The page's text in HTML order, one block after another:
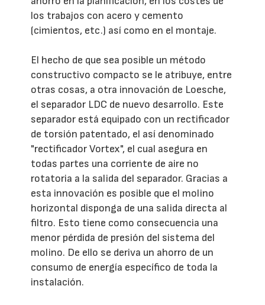
los trabajos con acero y cemento
(cimientos, etc.) así como en el montaje.
El hecho de que sea posible un método
constructivo compacto se le atribuye, entre
otras cosas, a otra innovación de Loesche,
el separador LDC de nuevo desarrollo. Este
separador está equipado con un rectificador
de torsión patentado, el así denominado
"rectificador Vortex", el cual asegura en
todas partes una corriente de aire no
rotatoria a la salida del separador. Gracias a
esta innovación es posible que el molino
horizontal disponga de una salida directa al
filtro. Esto tiene como consecuencia una
menor pérdida de presión del sistema del
molino. De ello se deriva un ahorro de un
consumo de energía específico de toda la
instalación.